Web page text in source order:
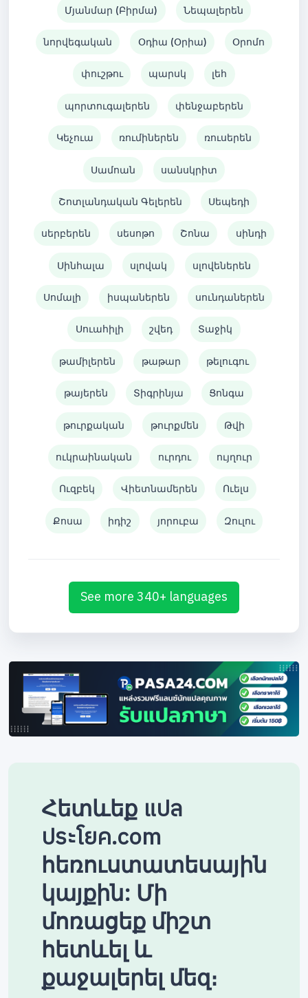
Մյանմար (Բիրմա) Նեպալերեն
նորվեգական Օդիա (Օրիա) Օրոմո
փուշթու պարսկ լեհ
պորտուգալերեն փենջաբերեն
Կեչուա ռումիներեն ռուսերեն
Սամոան սանսկրիտ
Շոտլանդական Գելերեն Սեպեդի
սերբերեն սեսոթո Շոնա սինդի
Սինհալա սլովակ սլովեներեն
Սոմալի իսպաներեն սունդաներեն
Սուահիլի շվեդ Տաջիկ
թամիլերեն թաթար թելուգու
թայերեն Տիգրինյա Ցոնգա
թուրքական թուրքմեն Թվի
ուկրաինական ուրդու ույղուր
Ուզբեկ Վիետնամերեն Ուելս
Քոսա իդիշ յորուբա Զուլու
See more 340+ languages
Հետևեք แปล
ประโยค.com
հեռուստատեսային
կայքին: Մի
մոռացեք միշտ
հետևել և
քաջալերել մեզ։